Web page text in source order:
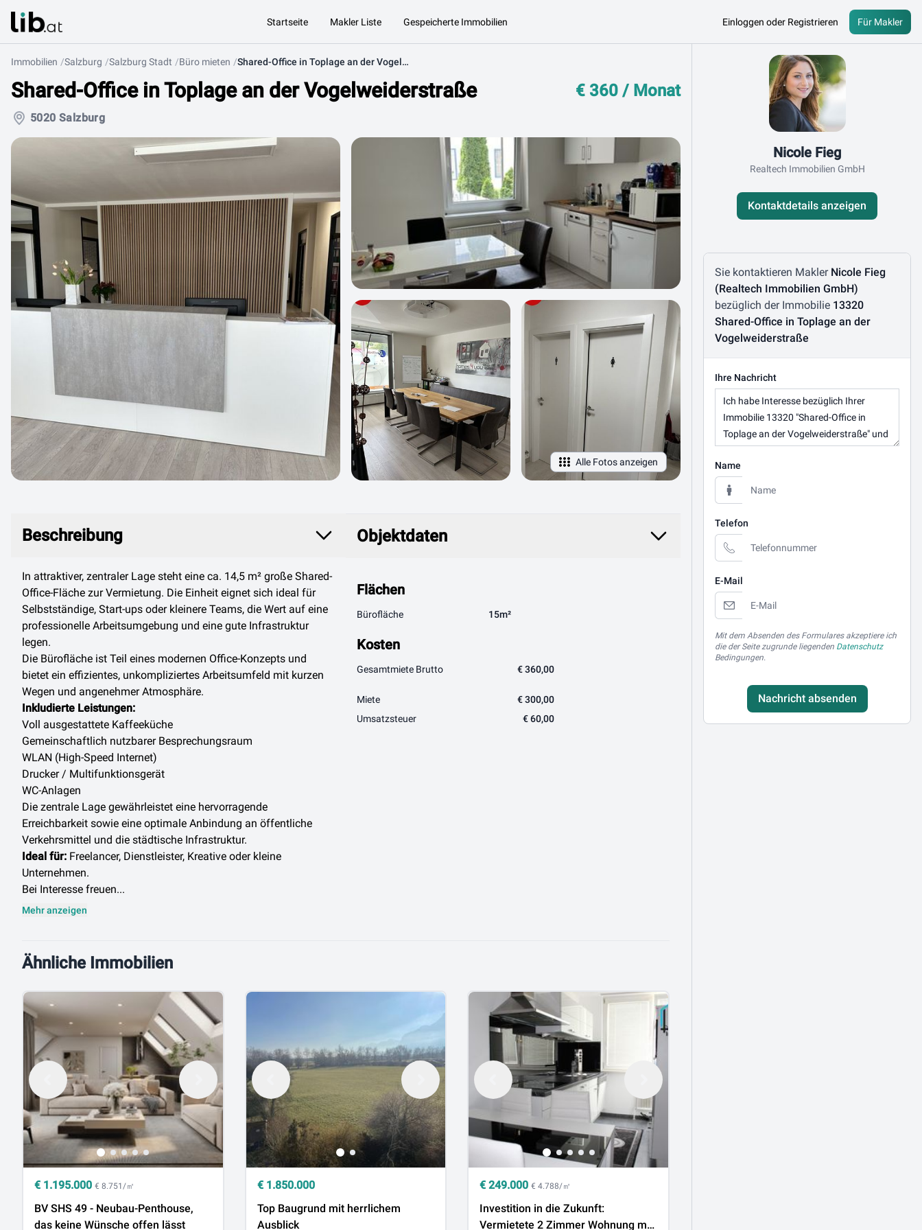
Startseite Makler Liste Gespeicherte Immobilien Einloggen oder Registrieren Für Makler
Immobilien Salzburg Salzburg Stadt Büro mieten Shared-Office in Toplage an der Vogelweiderstraße
Shared-Office in Toplage an der Vogelweiderstraße € 360 / Monat
5020 Salzburg
Alle Fotos anzeigen
Beschreibung
In attraktiver, zentraler Lage steht eine ca. 14,5 m² große Shared-
Office-Fläche zur Vermietung. Die Einheit eignet sich ideal für
Selbstständige, Start-ups oder kleinere Teams, die Wert auf eine
professionelle Arbeitsumgebung und eine gute Infrastruktur
legen.
Die Bürofläche ist Teil eines modernen Office-Konzepts und
bietet ein effizientes, unkompliziertes Arbeitsumfeld mit kurzen
Wegen und angenehmer Atmosphäre.
Inkludierte Leistungen:
Voll ausgestattete Kaffeeküche
Gemeinschaftlich nutzbarer Besprechungsraum
WLAN (High-Speed Internet)
Drucker / Multifunktionsgerät
WC-Anlagen
Die zentrale Lage gewährleistet eine hervorragende
Erreichbarkeit sowie eine optimale Anbindung an öffentliche
Verkehrsmittel und die städtische Infrastruktur.
Ideal für: Freelancer, Dienstleister, Kreative oder kleine
Unternehmen.
Bei Interesse freuen...
Mehr anzeigen
Objektdaten
Flächen
Bürofläche 15m²
Kosten
Gesamtmiete Brutto € 360,00
Miete
€ 300,00
Umsatzsteuer
€ 60,00
Ähnliche Immobilien
€ 1.195.000 € 8.751/㎡
BV SHS 49 - Neubau-Penthouse,
das keine Wünsche offen lässt
€ 1.850.000
Top Baugrund mit herrlichem
Ausblick
€249.000 € 4.788/㎡
Investition in die Zukunft:
Vermietete 2 Zimmer Wohnung mit
Nicole Fieg
Realtech Immobilien GmbH
Kontaktdetails anzeigen
Nachricht schreiben
Sie kontaktieren Makler Nicole Fieg
(Realtech Immobilien GmbH)
bezüglich der Immobilie 13320
Shared-Office in Toplage an der
Vogelweiderstraße
Ihre Nachricht
Name
Telefon
E-Mail
Mit dem Absenden des Formulares akzeptiere ich
die der Seite zugrunde liegenden Datenschutz
Bedingungen.
Nachricht absenden